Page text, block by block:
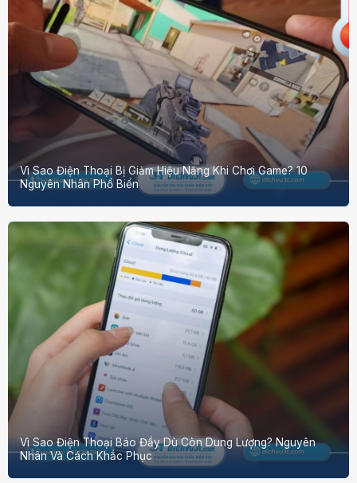
Vì Sao Điện Thoại Bị Giảm Hiệu Năng Khi Chơi Game? 10
Nguyên Nhân Phổ Biến
Vì Sao Điện Thoại Báo Đầy Dù Còn Dung Lượng? Nguyên
Nhân Và Cách Khắc Phục